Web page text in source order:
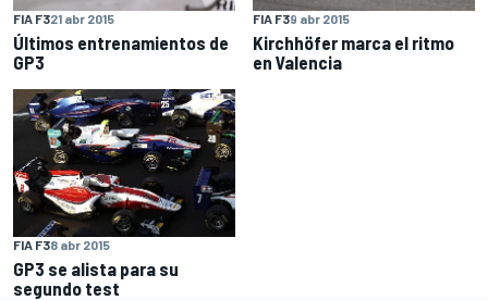
FIA F321 abr 2015
Últimos entrenamientos de
GP3
FIA F39 abr 2015
Kirchhöfer marca el ritmo
en Valencia
FIA F38 abr 2015
GP3 se alista para su
segundo test